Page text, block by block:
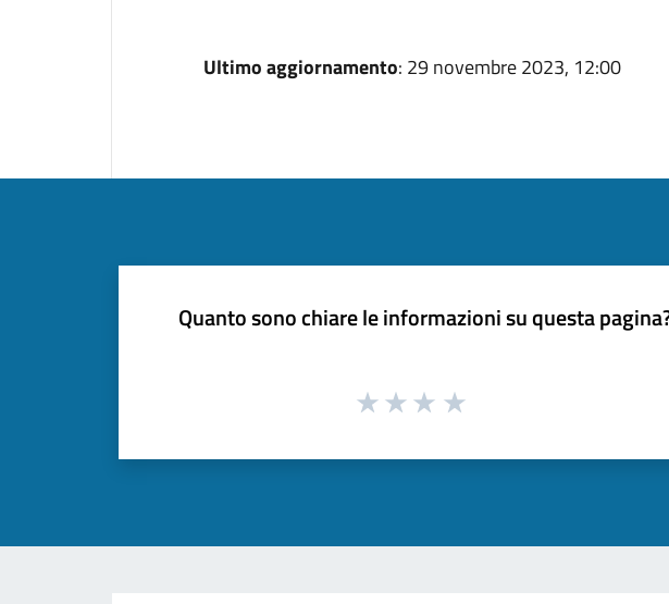
Ultimo aggiornamento: 29 novembre 2023, 12:00
Quanto sono chiare le informazioni su questa